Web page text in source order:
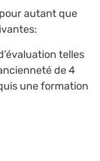
autant que
telles
de 4
une formation